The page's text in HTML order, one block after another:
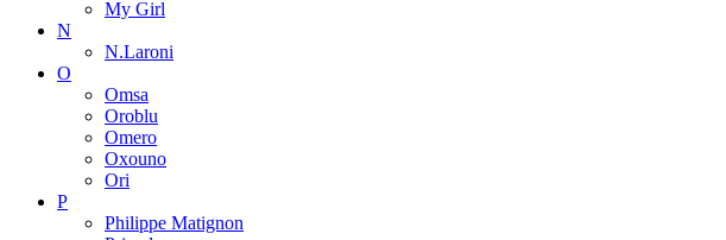
My Girl
N
N.Laroni
O
Omsa
Oroblu
Omero
Oxouno
Ori
P
Philippe Matignon